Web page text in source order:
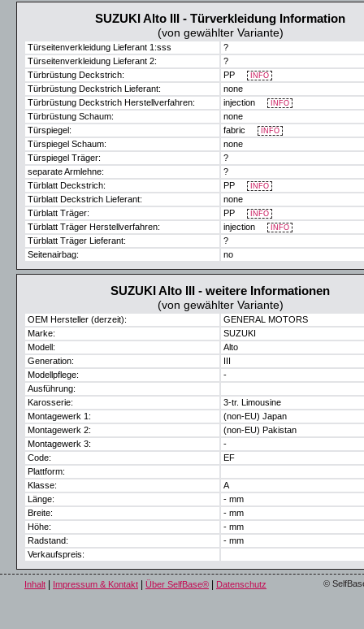
SUZUKI Alto III - Türverkleidung Information
(von gewählter Variante)
?
Türseitenverkleidung Lieferant 1:sss
?
Türseitenverkleidung Lieferant 2:
PP
INFO
Türbrüstung Deckstrich:
none
Türbrüstung Deckstrich Lieferant:
injection
INFO
Türbrüstung Deckstrich Herstellverfahren:
none
Türbrüstung Schaum:
fabric
INFO
Türspiegel:
none
Türspiegel Schaum:
?
Türspiegel Träger:
?
separate Armlehne:
PP
INFO
Türblatt Deckstrich:
none
Türblatt Deckstrich Lieferant:
PP
INFO
Türblatt Träger:
injection
INFO
Türblatt Träger Herstellverfahren:
?
Türblatt Träger Lieferant:
no
Seitenairbag:
SUZUKI Alto III - weitere Informationen
(von gewählter Variante)
GENERAL MOTORS
OEM Hersteller (derzeit):
SUZUKI
Marke:
Alto
Modell:
III
Generation:
-
Modellpflege:
Ausführung:
3-tr. Limousine
Karosserie:
(non-EU) Japan
Montagewerk 1:
(non-EU) Pakistan
Montagewerk 2:
-
Montagewerk 3:
EF
Code:
Plattform:
A
Klasse:
- mm
Länge:
- mm
Breite:
- mm
Höhe:
- mm
Radstand:
Verkaufspreis:
Inhalt Impressum & Kontakt Über SelfBase® Datenschutz ©